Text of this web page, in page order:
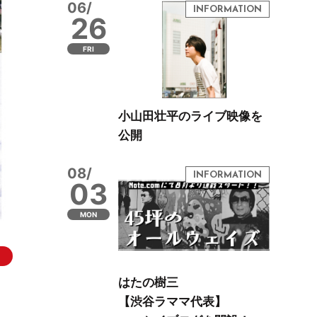
06/
26
FRI
小山田壮平のライブ映像を
公開
08/
03
MON
はたの樹三
【渋谷ラママ代表】